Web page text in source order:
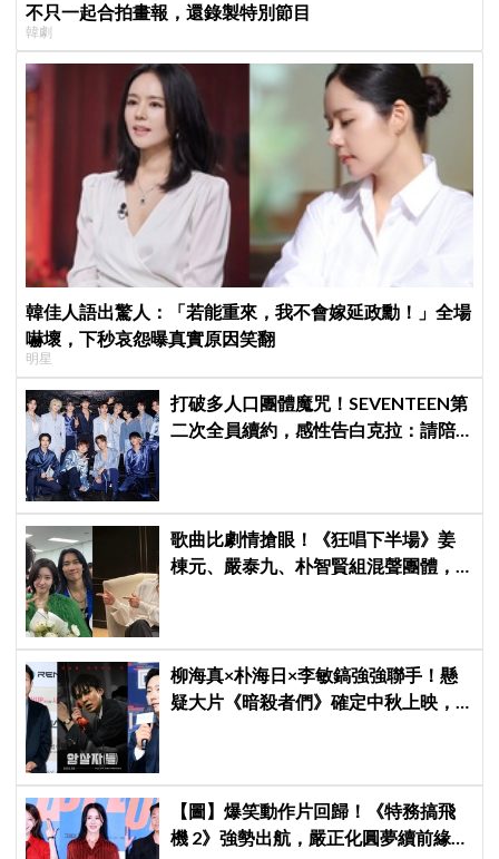
不只一起合拍畫報，還錄製特別節目
韓劇
韓佳人語出驚人：「若能重來，我不會嫁延政勳！」全場
嚇壞，下秒哀怨曝真實原因笑翻
明星
打破多人口團體魔咒！SEVENTEEN第
二次全員續約，感性告白克拉：請陪
歌曲比劇情搶眼！《狂唱下半場》姜
棟元、嚴泰九、朴智賢組混聲團體，
柳海真×朴海日×李敏鎬強強聯手！懸
疑大片《暗殺者們》確定中秋上映，
【圖】爆笑動作片回歸！《特務搞飛
機 2》強勢出航，嚴正化圓夢續前緣、